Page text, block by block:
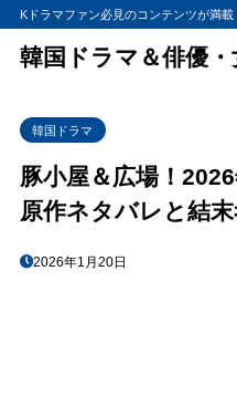
Kドラマファン必見のコンテンツが満載
韓国ドラマ＆俳優・
韓国ドラマ
豚小屋＆広場！
原作ネタバレと結
2026年1月20日